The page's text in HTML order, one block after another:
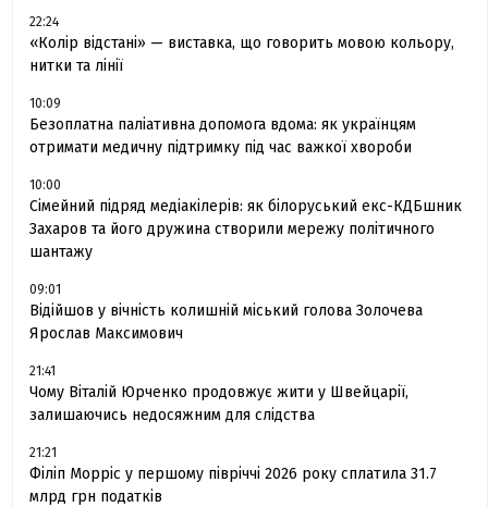
22:24
«Колір відстані» — виставка, що говорить мовою кольору,
нитки та лінії
10:09
Безоплатна паліативна допомога вдома: як українцям
отримати медичну підтримку під час важкої хвороби
10:00
Сімейний підряд медіакілерів: як білоруський екс-КДБшник
Захаров та його дружина створили мережу політичного
шантажу
09:01
Відійшов у вічність колишній міський голова Золочева
Ярослав Максимович
21:41
Чому Віталій Юрченко продовжує жити у Швейцарії,
залишаючись недосяжним для слідства
21:21
Філіп Морріс у першому півріччі 2026 року сплатила 31.7
млрд грн податків